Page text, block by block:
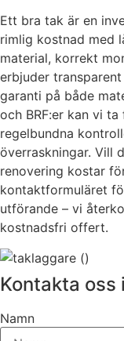
Ett bra tak är en
rimlig kostnad med
material, korrekt
erbjuder
garanti på både
och BRF:er kan vi
regelbundna
överraskningar. Vill
renovering kostar
kontaktformuläret
utförande – vi
kostnadsfri offert.
Kontakta oss
Namn